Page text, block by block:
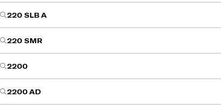
220 SLB A
220 SMR
2200
2200 AD